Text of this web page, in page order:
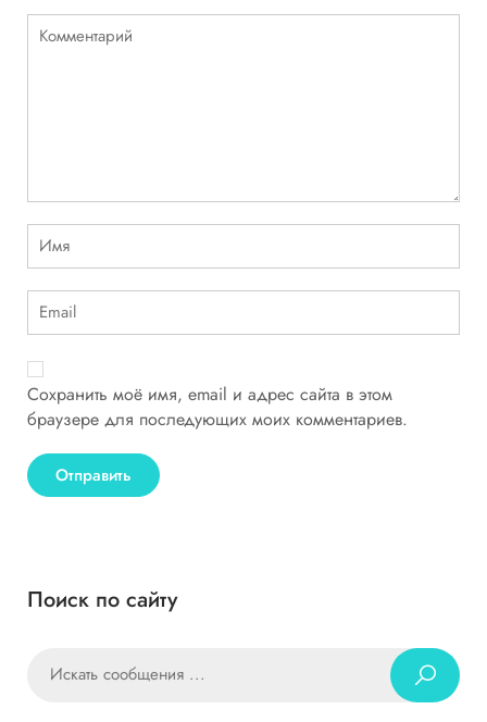
Сохранить моё имя, email и адрес сайта в этом
браузере для последующих моих комментариев.
Поиск по сайту